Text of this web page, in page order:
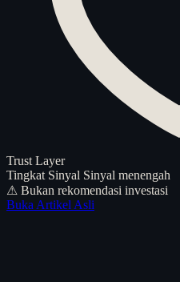
Trust Layer
Tingkat Sinyal Sinyal menengah
⚠ Bukan rekomendasi investasi
Buka Artikel Asli